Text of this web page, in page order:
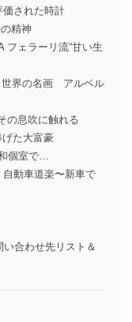
価された時計
精神
フェラーリ流“甘い生
世界の名画 アルベル
の息吹に触れる
た大富豪
個室で…
動車道楽〜新車で
合わせ先リスト＆